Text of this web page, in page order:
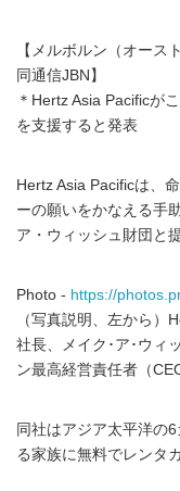
【メルボルン（オース
同通信JBN】
＊Hertz Asia Pacificが
を支援すると発表
Hertz Asia Pacificは、
ーの願いをかなえる手
ア・ウィッシュ財団と
Photo - https://
（写真説明、左から）
社長、メイク･ア･ウィ
ン最高経営責任者（
同社はアジア太平洋の
る家族に無料でレンタ